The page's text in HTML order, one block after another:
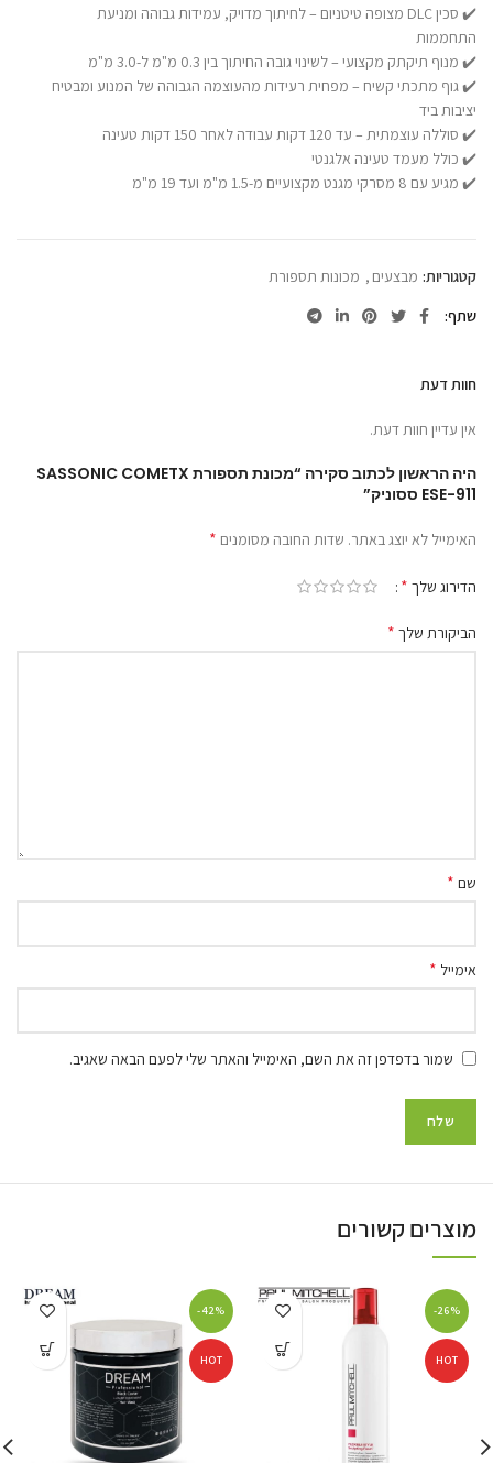
✔️ סכין DLC מצופה טיטניום – לחיתוך מדויק, עמידות גבוהה ומניעת
התחממות
✔️ מנוף תיקתק מקצועי – לשינוי גובה החיתוך בין 0.3 מ"מ ל-3.0 מ"מ
✔️ גוף מתכתי קשיח – מפחית רעידות מהעוצמה הגבוהה של המנוע ומבטיח
יציבות ביד
✔️ סוללה עוצמתית – עד 120 דקות עבודה לאחר 150 דקות טעינה
✔️ כולל מעמד טעינה אלגנטי
✔️ מגיע עם 8 מסרקי מגנט מקצועיים מ-1.5 מ"מ ועד 19 מ"מ
קטגוריות: מבצעים , מכונות תספורת
שתף
חוות דעת
אין עדיין חוות דעת.
היה הראשון לכתוב סקירה “מכונת תספורת SASSONIC COMETX
ESE-911 ססוניק”
האימייל לא יוצג באתר. שדות החובה מסומנים *
הדירוג שלך *
הביקורת שלך *
שם *
אימייל *
שמור בדפדפן זה את השם, האימייל והאתר שלי לפעם הבאה שאגיב.
מוצרים קשורים
-26%
HOT
-42%
HOT